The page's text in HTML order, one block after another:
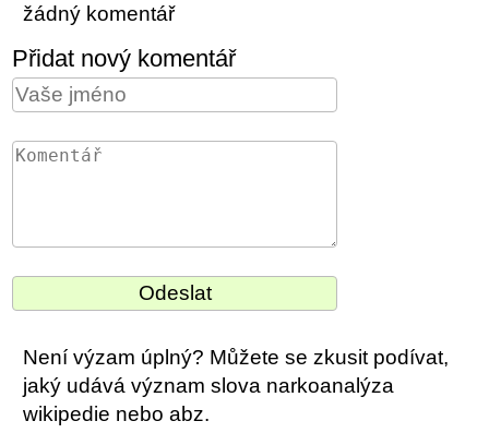
žádný komentář
Přidat nový komentář
Není výzam úplný? Můžete se zkusit podívat,
jaký udává význam slova narkoanalýza
wikipedie nebo abz.